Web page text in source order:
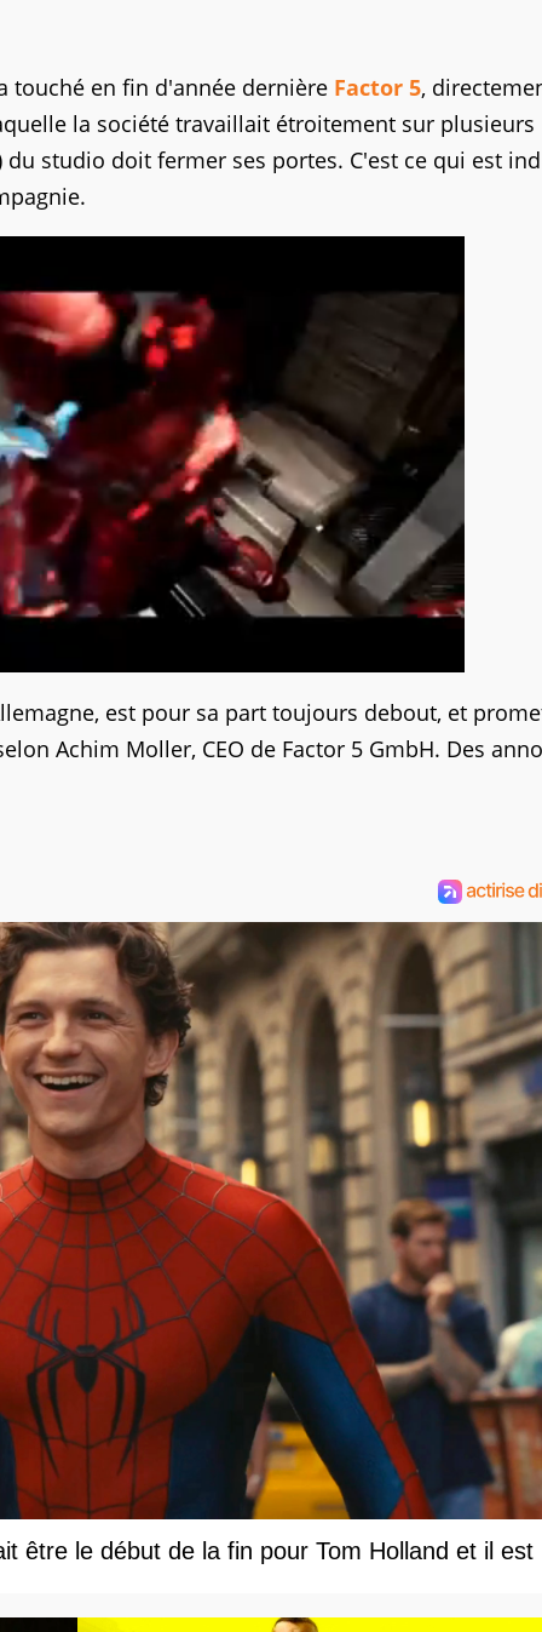
touché en fin d'année dernière Factor 5,
la société travaillait étroitement sur plusieurs
studio doit fermer ses portes. C'est ce qui est
est pour sa part toujours debout, et
Achim Moller, CEO de Factor 5 GmbH. Des
le début de la fin pour Tom Holland et il est le